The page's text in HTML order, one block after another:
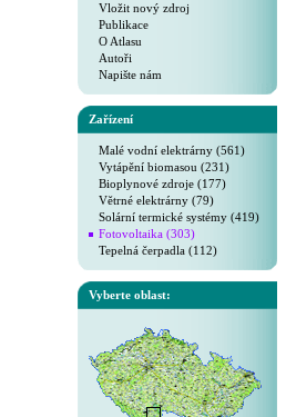
Vložit nový zdroj
Publikace
O Atlasu
Autoři
Napište nám
Zařízení
Malé vodní elektrárny (561)
Vytápění biomasou (231)
Bioplynové zdroje (177)
Větrné elektrárny (79)
Solární termické systémy (419)
Fotovoltaika (303)
Tepelná čerpadla (112)
Vyberte oblast: